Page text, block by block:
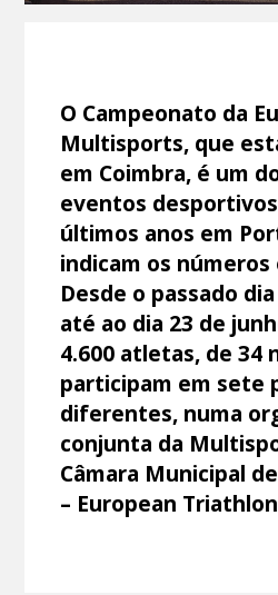
O Campeonato da
Multisports, que
em Coimbra, é um
eventos
últimos anos em
indicam os
Desde o passado
até ao dia 23 de
4.600 atletas, de 34
participam em sete
diferentes, numa
conjunta da
Câmara Municipal
– European